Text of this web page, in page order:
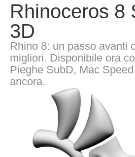
Rhinoceros 8
3D
Rhino 8: un passo avanti
migliori. Disponibile ora
Pieghe SubD, Mac
ancora.